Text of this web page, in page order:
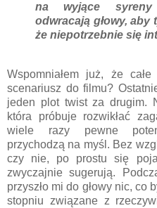
na wyjące syreny
odwracają głowy, aby
że niepotrzebnie się
Wspomniałem już, że całe
scenariusz do filmu?
jeden plot twist za drugim.
która próbuje rozwikłać
wiele razy pewne
przychodzą na myśl. Bez
czy nie, po prostu się
zwyczajnie sugerują.
przyszło mi do głowy nic, co
stopniu związane z